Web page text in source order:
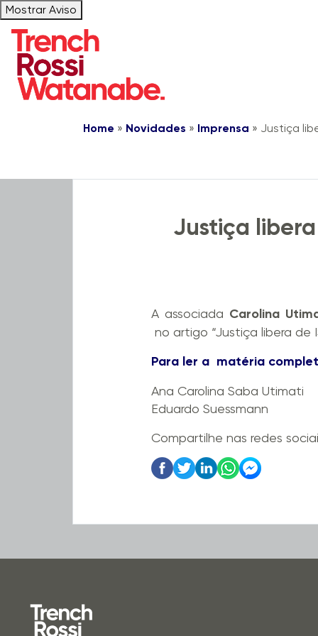
Mostrar Aviso
Home » Novidades » Imprensa » Justiça
Justiça
A associada Carolina
no artigo “Justiça libera de
Para ler a matéria
Ana Carolina Saba Utimati
Eduardo Suessmann
Compartilhe nas redes